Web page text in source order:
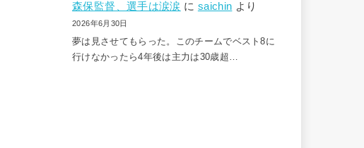
森保監督、選手は涙涙 に saichin より
2026年6月30日
夢は見させてもらった。このチームでベスト8に
行けなかったら4年後は主力は30歳超…